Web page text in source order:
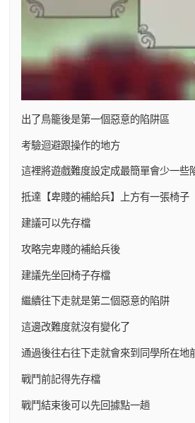
出了鳥籠後是第一個惡意的陷阱區
考驗迴避跟操作的地方
這裡將遊戲難度設定成最簡單會少一些
抵達【卑賤的補給兵】上方有一張椅子
建議可以先存檔
攻略完卑賤的補給兵後
建議先坐回椅子存檔
繼續往下走就是第二個惡意的陷阱
這邊改難度就沒有變化了
通過後往右往下走就會來到同學所在地
戰鬥前記得先存檔
戰鬥結束後可以先回據點一趟